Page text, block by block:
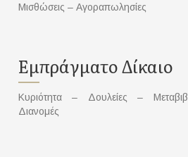
Μισθώσεις – Αγοραπωλησίες
Εμπράγματο Δίκαιο
Κυριότητα – Δουλείες –
Διανομές